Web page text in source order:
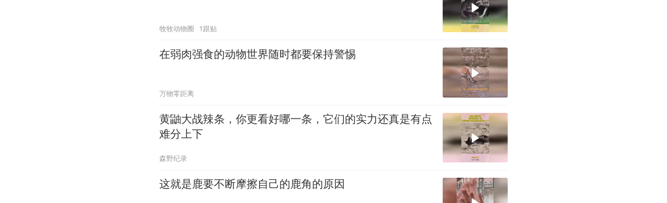
牧牧动物圈 1跟贴
在弱肉强食的动物世界随时都要保持警惕
万物零距离
黄鼬大战辣条，你更看好哪一条，它们的实力还真是有点
难分上下
森野纪录
这就是鹿要不断摩擦自己的鹿角的原因